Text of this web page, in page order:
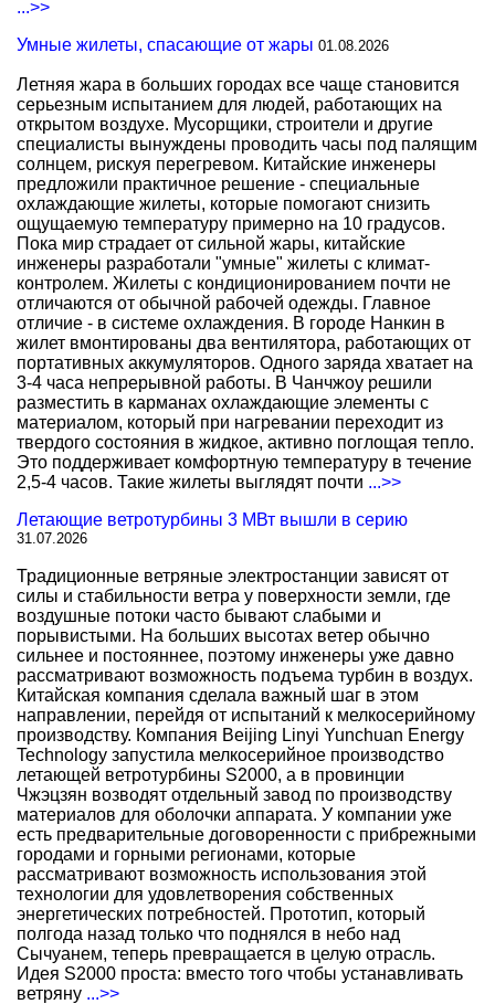
...>>
Умные жилеты, спасающие от жары 01.08.2026
Летняя жара в больших городах все чаще становится
серьезным испытанием для людей, работающих на
открытом воздухе. Мусорщики, строители и другие
специалисты вынуждены проводить часы под палящим
солнцем, рискуя перегревом. Китайские инженеры
предложили практичное решение - специальные
охлаждающие жилеты, которые помогают снизить
ощущаемую температуру примерно на 10 градусов.
Пока мир страдает от сильной жары, китайские
инженеры разработали "умные" жилеты с климат-
контролем. Жилеты с кондиционированием почти не
отличаются от обычной рабочей одежды. Главное
отличие - в системе охлаждения. В городе Нанкин в
жилет вмонтированы два вентилятора, работающих от
портативных аккумуляторов. Одного заряда хватает на
3-4 часа непрерывной работы. В Чанчжоу решили
разместить в карманах охлаждающие элементы с
материалом, который при нагревании переходит из
твердого состояния в жидкое, активно поглощая тепло.
Это поддерживает комфортную температуру в течение
2,5-4 часов. Такие жилеты выглядят почти ...>>
Летающие ветротурбины 3 МВт вышли в серию
31.07.2026
Традиционные ветряные электростанции зависят от
силы и стабильности ветра у поверхности земли, где
воздушные потоки часто бывают слабыми и
порывистыми. На больших высотах ветер обычно
сильнее и постояннее, поэтому инженеры уже давно
рассматривают возможность подъема турбин в воздух.
Китайская компания сделала важный шаг в этом
направлении, перейдя от испытаний к мелкосерийному
производству. Компания Beijing Linyi Yunchuan Energy
Technology запустила мелкосерийное производство
летающей ветротурбины S2000, а в провинции
Чжэцзян возводят отдельный завод по производству
материалов для оболочки аппарата. У компании уже
есть предварительные договоренности с прибрежными
городами и горными регионами, которые
рассматривают возможность использования этой
технологии для удовлетворения собственных
энергетических потребностей. Прототип, который
полгода назад только что поднялся в небо над
Сычуанем, теперь превращается в целую отрасль.
Идея S2000 проста: вместо того чтобы устанавливать
ветряну ...>>